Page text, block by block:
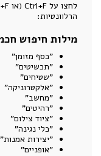
הרלוונטיות:
מילות חיפוש
"כסף מזומן"
"תכשיטים"
"שטיחים"
"אלקטרוניקה"
"מחשב"
"רהיטים"
"ציוד צילום"
"כלי נגינה"
"יצירות אמנות"
"אופניים"